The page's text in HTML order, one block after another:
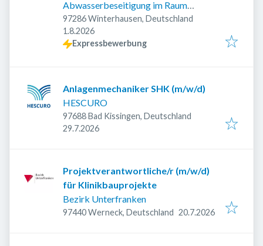
Abwasserbeseitigung im Raum
Ochsenfurt
97286 Winterhausen, Deutschland
Veröffentlicht
1.8.2026
Expressbewerbung
Anlagenmechaniker SHK (m/w/d)
HESCURO
97688 Bad Kissingen, Deutschland
Veröffentlicht
29.7.2026
Projektverantwortliche/r (m/w/d)
für Klinikbauprojekte
Bezirk Unterfranken
97440 Werneck, Deutschland Veröffentlicht:
20.7.2026